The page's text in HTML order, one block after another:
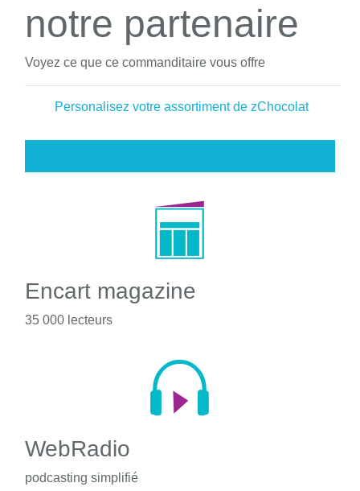
notre partenaire
Voyez ce que ce commanditaire vous offre
Personalisez votre assortiment de zChocolat
Encart magazine
35 000 lecteurs
WebRadio
podcasting simplifié